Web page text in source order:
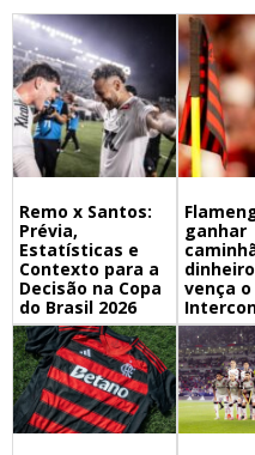
Remo x Santos:
Prévia,
Estatísticas e
Contexto para a
Decisão na Copa
do Brasil 2026
ganhar
vença o